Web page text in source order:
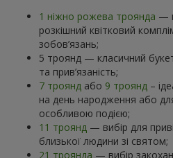
1 ніжно рожева троянда —
розкішний квітковий
зобов’язань;
5 троянд — класичний
та прив’язаність;
7 троянд або 9 троянд –
на день народження або
особливою подією;
11 троянд — вибір для
близької людини зі святом;
21 троянда — вибір